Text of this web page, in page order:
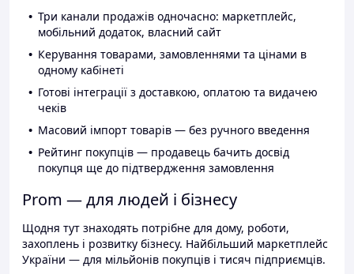
Три канали продажів одночасно: маркетплейс,
мобільний додаток, власний сайт
Керування товарами, замовленнями та цінами в
одному кабінеті
Готові інтеграції з доставкою, оплатою та видачею
чеків
Масовий імпорт товарів — без ручного введення
Рейтинг покупців — продавець бачить досвід
покупця ще до підтвердження замовлення
Prom — для людей і бізнесу
Щодня тут знаходять потрібне для дому, роботи,
захоплень і розвитку бізнесу. Найбільший маркетплейс
України — для мільйонів покупців і тисяч підприємців.